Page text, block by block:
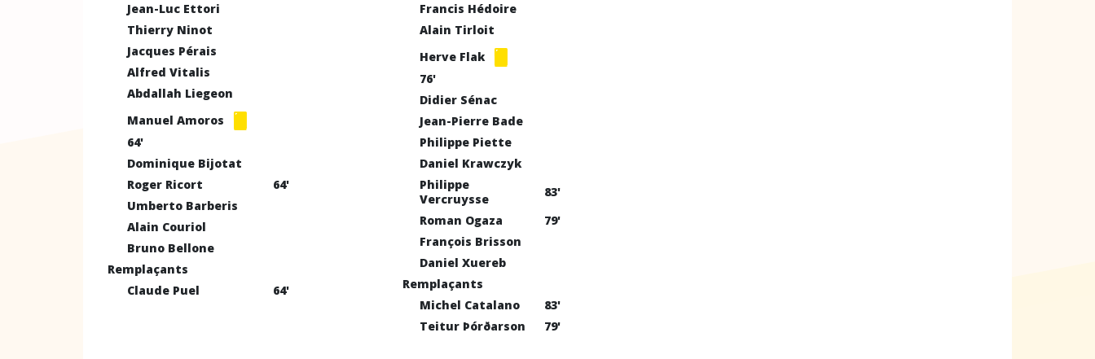
Jean-Luc Ettori
Thierry Ninot
Jacques Pérais
Alfred Vitalis
Abdallah Liegeon
Manuel Amoros
64'
Dominique Bijotat
Roger Ricort
64'
Umberto Barberis
Alain Couriol
Bruno Bellone
Remplaçants
Claude Puel
64'
Francis Hédoire
Alain Tirloit
Herve Flak
76'
Didier Sénac
Jean-Pierre Bade
Philippe Piette
Daniel Krawczyk
Philippe
Vercruysse
83'
Roman Ogaza
79'
François Brisson
Daniel Xuereb
Remplaçants
Michel Catalano
83'
Teitur Þórðarson
79'